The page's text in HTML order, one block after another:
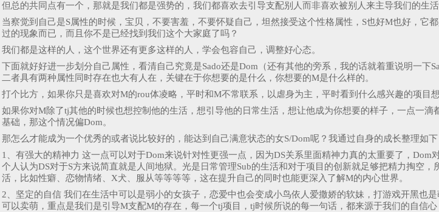
但总的共同点有一个，那就是我们都是强势的，我们都喜欢去引导支配别人而非喜欢被别人来主导我们的
当察觉到自己是S属性的时候，宝贝，不要害羞，不要怀疑自己，坦然接受这个性格属性，S也好M也好，
过的现象而已，而且你不是已经找到我们这个大家庭了吗？
我们都是这样的人，这个世界还有更多这样的人，学会包容自己，调整好心态。
下面就好好进一步划分自己属性，看清自己究竟是Sado还是Dom（还有其他的旁系，我的话就着重说明一
二者具有两种属性同时存在也大有人在，关键在于你想要的是什么，你想要的M是什么样的。
打个比方，如果你只是喜欢对M的rou体凌略，平时和M不常联系，以虐身为主，平时看到什么感兴趣的项目
如果你对M除了tj其他的时候也想控制他的生活，想引导他的日常生活，想让他成为你想要的样子，一点一
基础，那这个情况偏Dom。
那怎么才能成为一个优秀的或者说比较好的，能达到自己满意状态的女S/Dom呢？我通过自身的成长整理如
1、有强大的精神力 这一点可以对于Dom来说针对性更强一点，因为DS关系里面精神力真的太重要了，
个人认为DS对于S方来说简直就是人间地狱。光是日常管理Sub的生活和对于项目的创新就足够把精力掏空
活，比如性癖、恋物情绪、X犬、服从等等等等，这在提升自己的同时也能更深入了解M的内心世界。
2、坚定的自信 我们在生活中可以是弱小的女孩子，恋爱中也会变成小鸟依人爱撒娇的软妹，打游戏开黑也
可以卖萌，重点是我们是引导M支配M的存在，每一个tj项目，tj时候所说的每一句话，都来源于我们的自信